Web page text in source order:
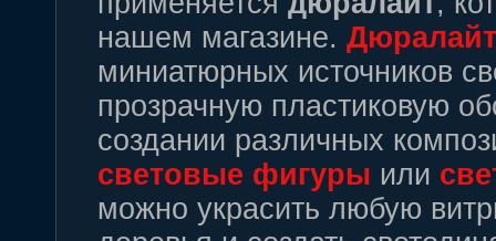
нашем магазине. Дюралайт
миниатюрных источников
прозрачную пластиковую
создании различных
световые фигуры или
можно украсить любую